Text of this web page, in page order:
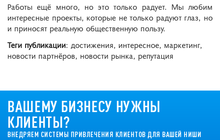
Работы ещё много, но это только радует. Мы любим
интересные проекты, которые не только радуют глаз, но
и приносят реальную общественную пользу.
Теги публикации: достижения, интересное, маркетинг,
новости партнёров, новости рынка, репутация
ВАШЕМУ БИЗНЕСУ НУЖНЫ
КЛИЕНТЫ?
ВНЕДРЯЕМ СИСТЕМЫ ПРИВЛЕЧЕНИЯ КЛИЕНТОВ ДЛЯ ВАШЕЙ НИШИ